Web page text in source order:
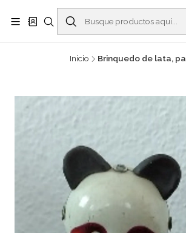
Buscantiguidades - Leilões. Colecionismo e
Castelo -
Leer más
Inicio Brinquedo de lata,